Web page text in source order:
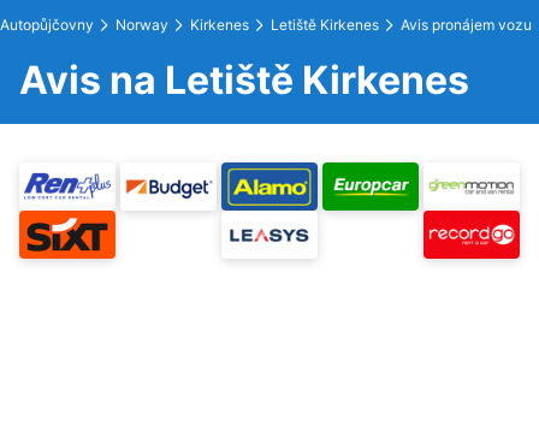
Autopůjčovny Norway Kirkenes Letiště Kirkenes Avis pronájem vozu
Avis na Letiště Kirkenes